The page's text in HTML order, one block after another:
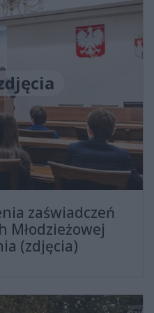
zdjęć
zaświadczeń
Młodzieżowej
(zdjęcia)